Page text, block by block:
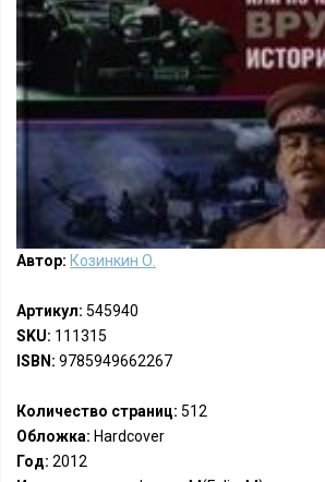
Автор: Козинкин О.
Артикул: 545940
SKU: 111315
ISBN: 9785949662267
Количество страниц: 512
Обложка: Hardcover
Год: 2012